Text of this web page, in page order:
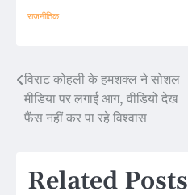
राजनीतिक
Post
navigation
विराट कोहली के हमशक्ल ने सोशल
मीडिया पर लगाई आग, वीडियो देख
फैंस नहीं कर पा रहे विश्वास
Related Posts